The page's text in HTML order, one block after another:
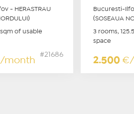
- HERASTRAU
of usable
month
#21686
Bucuresti-
(SOSEAUA
3 rooms,
space
2.500€/